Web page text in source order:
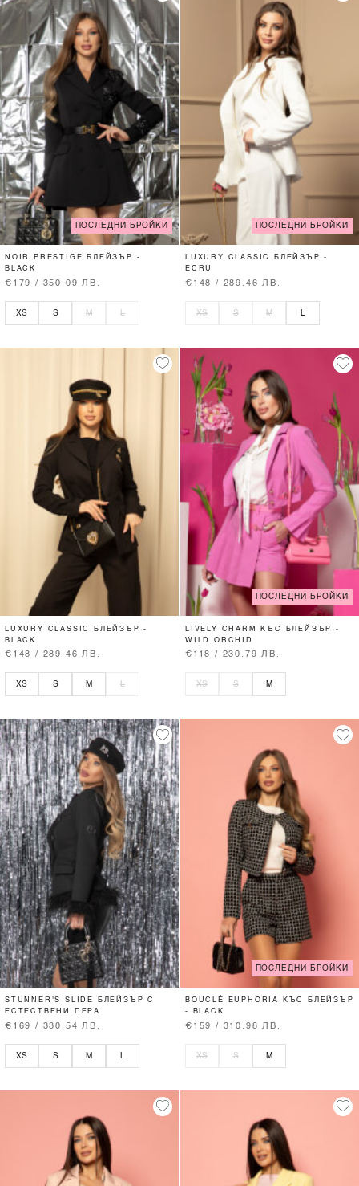
ПОСЛЕДНИ БРОЙКИ
NOIR PRESTIGE БЛЕЙЗЪР -
BLACK
€179 / 350.09 ЛВ.
XS S M L
ПОСЛЕДНИ БРОЙКИ
LUXURY CLASSIC БЛЕЙЗЪР -
ECRU
€148 / 289.46 ЛВ.
XS S M
LUXURY CLASSIC БЛЕЙЗЪР -
BLACK
€148 / 289.46 ЛВ.
XS S M L
ПОСЛЕДНИ БРОЙКИ
LIVELY CHARM КЪС БЛЕЙЗЪР -
WILD ORCHID
€118 / 230.79 ЛВ.
XS S M
STUNNER'S SLIDE БЛЕЙЗЪР С
ЕСТЕСТВЕНИ ПЕРА
€169 / 330.54 ЛВ.
XS S M
ПОСЛЕДНИ БРОЙКИ
BOUCLÉ EUPHORIA КЪС БЛЕЙЗЪР
- BLACK
€159 / 310.98 ЛВ.
XS S M